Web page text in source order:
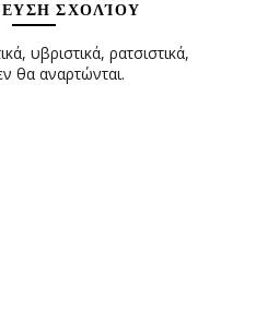
ΣΧΟΛΊΟΥ
υβριστικά, ρατσιστικά,
θα αναρτώνται.